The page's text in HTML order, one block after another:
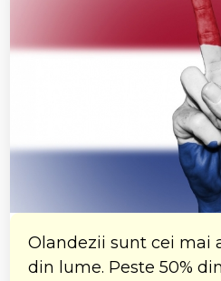
Olandezii sunt cei mai
din lume. Peste 50%